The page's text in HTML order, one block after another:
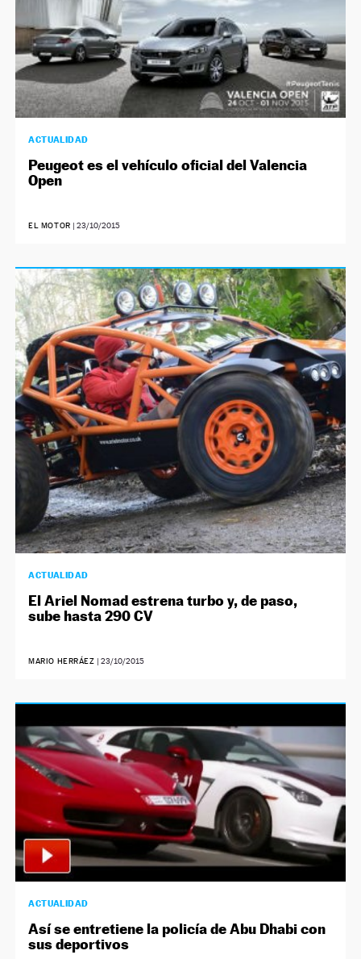
ACTUALIDAD
Peugeot es el vehículo oficial del Valencia
Open
EL MOTOR | 23/10/2015
ACTUALIDAD
El Ariel Nomad estrena turbo y, de paso,
sube hasta 290 CV
MARIO HERRÁEZ | 23/10/2015
ACTUALIDAD
Así se entretiene la policía de Abu Dhabi con
sus deportivos